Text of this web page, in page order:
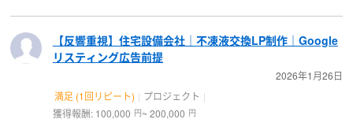
【反響重視】住宅設備会社｜不凍液交換LP制作｜Google
リスティング広告前提
2026年1月26日
満足 (1回リピート)
プロジェクト
獲得報酬: 100,000 円~ 200,000 円